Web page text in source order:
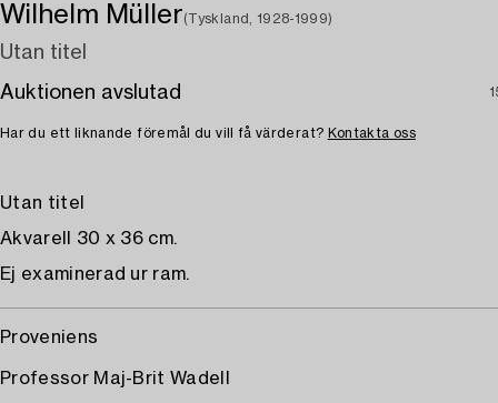
Wilhelm Müller(Tyskland, 1928-1999)
Utan titel
Auktionen avslutad
Har du ett liknande föremål du vill få värderat? Kontakta oss
Utan titel
Akvarell 30 x 36 cm.
Ej examinerad ur ram.
Proveniens
Professor Maj-Brit Wadell